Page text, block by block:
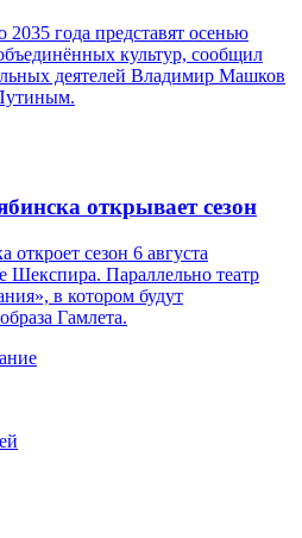
года представят осенью
культур, сообщил
деятелей Владимир Машков
открывает сезон
сезон 6 августа
Шекспира. Параллельно театр
в котором будут
Гамлета.